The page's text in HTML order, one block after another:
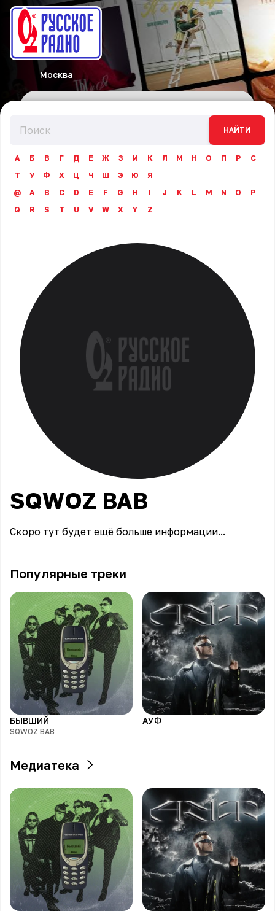
Москва
НАЙТИ
А Б В Г Д Е Ж З И К Л М Н О П Р
С
Т
У Ф Х Ц Ч Ш Э Ю
Я
@
A B C D E F G H I J K L M N O
P
Q
R S T U V W X Y Z
SQWOZ BAB
Скоро тут будет ещё больше информации...
Популярные треки
БЫВШИЙ
SQWOZ BAB
АУФ
Медиатека